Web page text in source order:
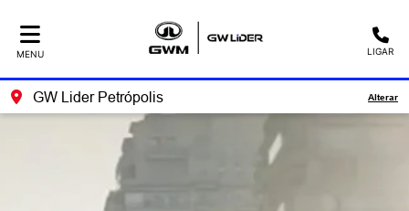
MENU LIGAR
GW Lider Petrópolis Alterar